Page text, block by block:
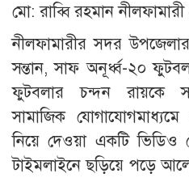
মো: রাব্বি রহমান নীলফামারী
নীলফামারীর সদর
সন্তান, সাফ অনূর্ধ্ব-২০
ফুটবলার চন্দন রায়কে
সামাজিক
নিয়ে দেওয়া একটি ভিডিও
টাইমলাইনে ছড়িয়ে পড়ে